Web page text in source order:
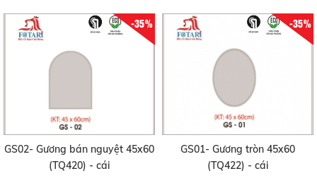
-35%
GS02- Gương bán nguyệt 45x60
(TQ420) - cái
-35%
GS01- Gương tròn 45x60
(TQ422) - cái